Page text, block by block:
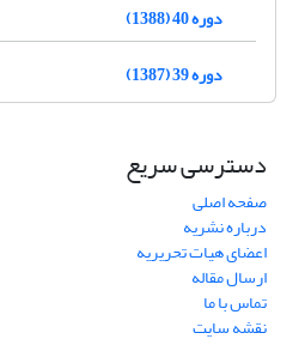
دوره 40 (1388)
دوره 39 (1387)
دسترسی سریع
صفحه اصلی
درباره نشریه
اعضای هیات تحریریه
ارسال مقاله
تماس با ما
نقشه سایت